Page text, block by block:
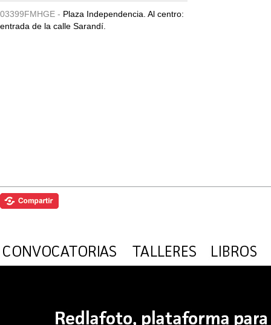
03399FMHGE - Plaza Independencia. Al centro:
entrada de la calle Sarandí.